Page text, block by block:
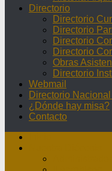
Directorio
Directorio
Directorio
Directorio
Directorio
Obras
Directorio
Webmail
Directorio
¿Dónde hay misa?
Contacto